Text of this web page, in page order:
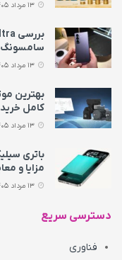
سامسونگ
بهترین
کامل خرید
باتری
مزایا و
دسترسی سریع
فناوری